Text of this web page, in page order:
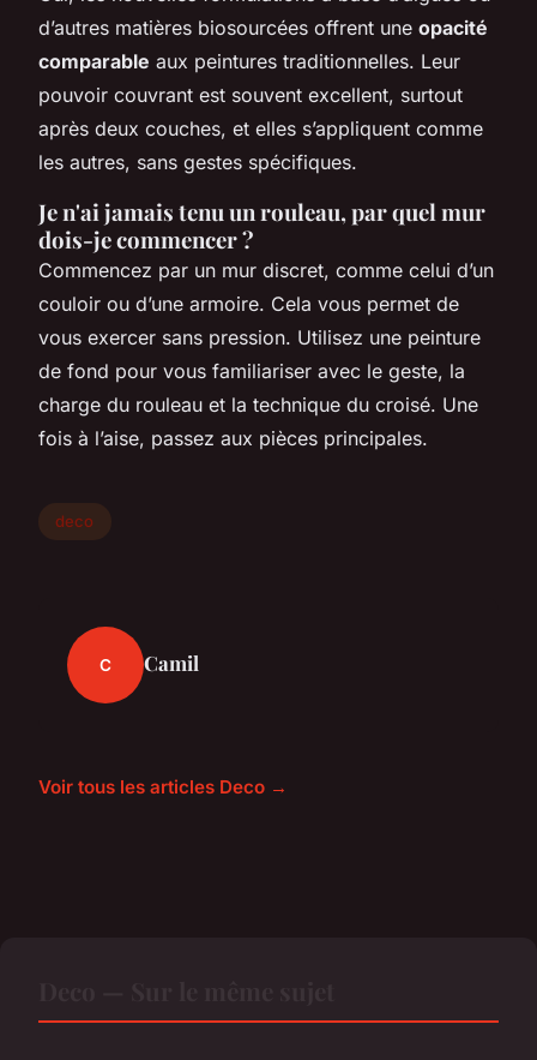
d’autres matières biosourcées offrent une opacité
comparable aux peintures traditionnelles. Leur
pouvoir couvrant est souvent excellent, surtout
après deux couches, et elles s’appliquent comme
les autres, sans gestes spécifiques.
Je n'ai jamais tenu un rouleau, par quel mur
dois-je commencer ?
Commencez par un mur discret, comme celui d’un
couloir ou d’une armoire. Cela vous permet de
vous exercer sans pression. Utilisez une peinture
de fond pour vous familiariser avec le geste, la
charge du rouleau et la technique du croisé. Une
fois à l’aise, passez aux pièces principales.
deco
C Camil
Voir tous les articles Deco →